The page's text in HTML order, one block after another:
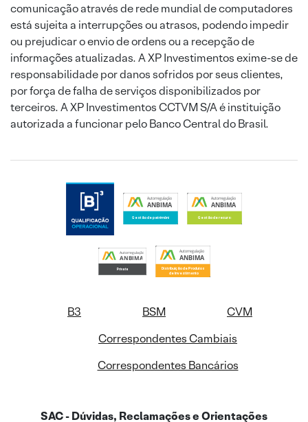
comunicação através de rede mundial de computadores
está sujeita a interrupções ou atrasos, podendo impedir
ou prejudicar o envio de ordens ou a recepção de
informações atualizadas. A XP Investimentos exime-se de
responsabilidade por danos sofridos por seus clientes,
por força de falha de serviços disponibilizados por
terceiros. A XP Investimentos CCTVM S/A é instituição
autorizada a funcionar pelo Banco Central do Brasil.
B3 BSM
CVM
Correspondentes Cambiais
Correspondentes Bancários
SAC - Dúvidas, Reclamações e Orientações